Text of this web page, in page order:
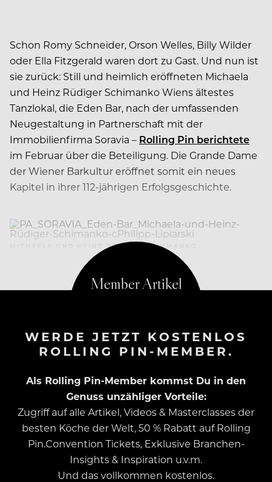
Schon Romy Schneider, Orson Welles, Billy Wilder
oder Ella Fitzgerald waren dort zu Gast. Und nun ist
sie zurück: Still und heimlich eröffneten Michaela
und Heinz Rüdiger Schimanko Wiens ältestes
Tanzlokal, die Eden Bar, nach der umfassenden
Neugestaltung in Partnerschaft mit der
Immobilienfirma Soravia – Rolling Pin berichtete
im Februar über die Beteiligung. Die Grande Dame
der Wiener Barkultur eröffnet somit ein neues
Kapitel in ihrer 112-jährigen Erfolgsgeschichte.
MICHAELA UND HEINZ RÜDIGER SCHIMANKO
WERDE JETZT KOSTENLOS
ROLLING PIN-MEMBER.
Als Rolling Pin-Member kommst Du in den
Genuss unzähliger Vorteile:
Zugriff auf alle Artikel, Videos & Masterclasses der
besten Köche der Welt, 50 % Rabatt auf Rolling
Pin.Convention Tickets, Exklusive Branchen-
Insights & Inspiration u.v.m.
Und das vollkommen kostenlos.